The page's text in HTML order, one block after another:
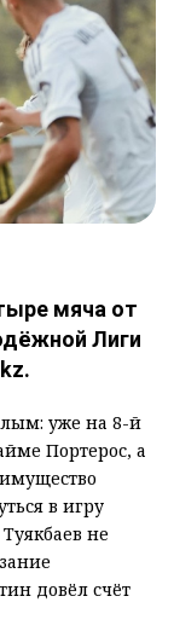
мяча от
Лиги
уже на 8-й
Портерос, а
в игру
не
довёл счёт